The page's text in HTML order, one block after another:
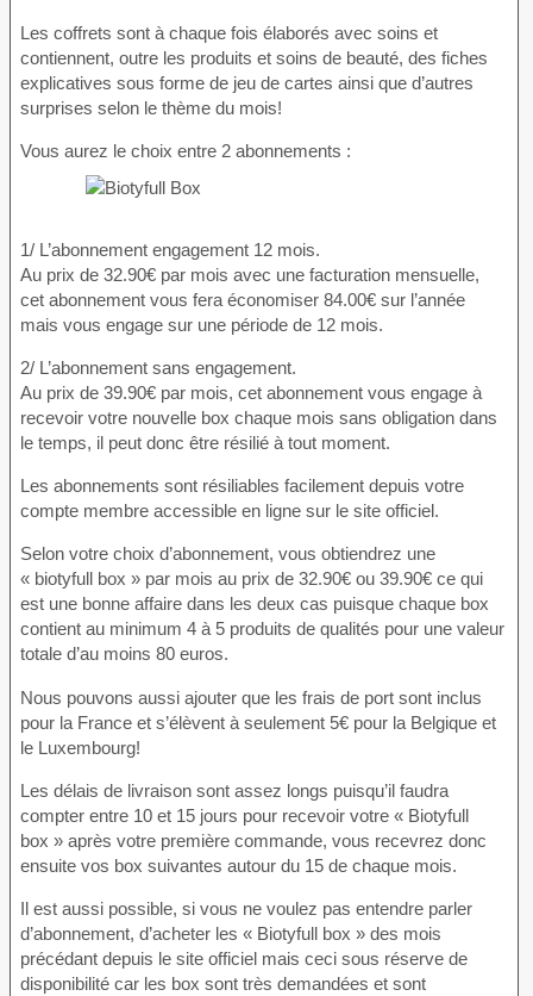
Les coffrets sont à chaque fois élaborés avec soins et
contiennent, outre les produits et soins de beauté, des fiches
explicatives sous forme de jeu de cartes ainsi que d’autres
surprises selon le thème du mois!
Vous aurez le choix entre 2 abonnements :
1/ L’abonnement engagement 12 mois.
Au prix de 32.90€ par mois avec une facturation mensuelle,
cet abonnement vous fera économiser 84.00€ sur l’année
mais vous engage sur une période de 12 mois.
2/ L’abonnement sans engagement.
Au prix de 39.90€ par mois, cet abonnement vous engage à
recevoir votre nouvelle box chaque mois sans obligation dans
le temps, il peut donc être résilié à tout moment.
Les abonnements sont résiliables facilement depuis votre
compte membre accessible en ligne sur le site officiel.
Selon votre choix d’abonnement, vous obtiendrez une
« biotyfull box » par mois au prix de 32.90€ ou 39.90€ ce qui
est une bonne affaire dans les deux cas puisque chaque box
contient au minimum 4 à 5 produits de qualités pour une valeur
totale d’au moins 80 euros.
Nous pouvons aussi ajouter que les frais de port sont inclus
pour la France et s’élèvent à seulement 5€ pour la Belgique et
le Luxembourg!
Les délais de livraison sont assez longs puisqu’il faudra
compter entre 10 et 15 jours pour recevoir votre « Biotyfull
box » après votre première commande, vous recevrez donc
ensuite vos box suivantes autour du 15 de chaque mois.
Il est aussi possible, si vous ne voulez pas entendre parler
d’abonnement, d’acheter les « Biotyfull box » des mois
précédant depuis le site officiel mais ceci sous réserve de
disponibilité car les box sont très demandées et sont